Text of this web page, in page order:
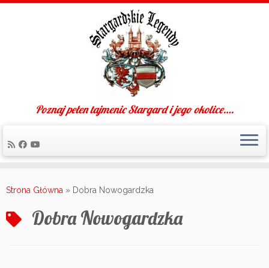
to
Poznaj pełen tajmenic Stargard i jego okolice….
Strona Główna » Dobra Nowogardzka
Dobra Nowogardzka